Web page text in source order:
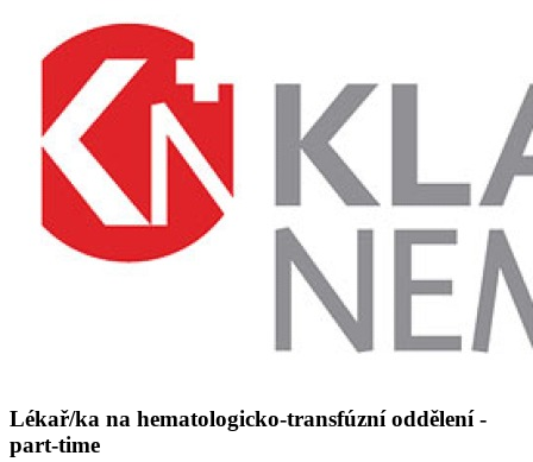
Lékař/ka na hematologicko-transfúzní oddělení -
part-time